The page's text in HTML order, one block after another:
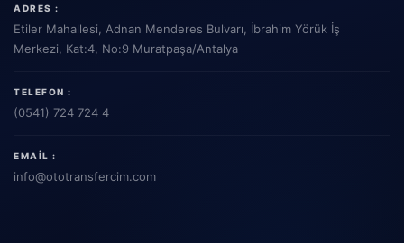
ADRES :
Etiler Mahallesi, Adnan Menderes Bulvarı, İbrahim Yörük İş
Merkezi, Kat:4, No:9 Muratpaşa/Antalya
TELEFON :
(0541) 724 724 4
EMAIL :
info@ototransfercim.com